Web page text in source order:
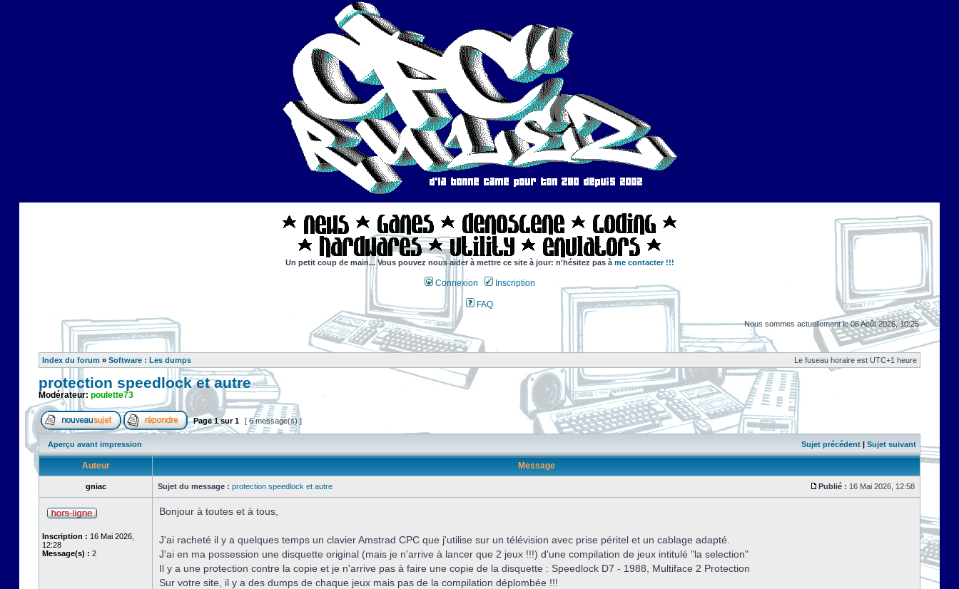
Un petit coup de main... Vous pouvez nous aider à mettre ce site à jour: n'hésitez pas à me contacter !!!
Connexion Inscription
FAQ
Nous sommes actuellement le 08 Août 2026, 10:25
Index du forum » Software : Les dumps Le fuseau horaire est UTC+1 heure
protection speedlock et autre
Modérateur: poulette73
Page1sur1 [ 6 message(s) ]
Aperçu avant impression Sujet précédent | Sujet suivant
Auteur Message
gniac Sujet du message : protection speedlock et autre Publié : 16 Mai 2026, 12:58
Inscription : 16 Mai 2026,
12:28
Message(s) : 2
Bonjour à toutes et à tous,
J'ai racheté il y a quelques temps un clavier Amstrad CPC que j'utilise sur un télévision avec prise péritel et un cablage adapté.
J'ai en ma possession une disquette original (mais je n'arrive à lancer que 2 jeux !!!) d'une compilation de jeux intitulé "la selection"
Il y a une protection contre la copie et je n'arrive pas à faire une copie de la disquette : Speedlock D7 - 1988, Multiface 2 Protection
Sur votre site, il y a des dumps de chaque jeux mais pas de la compilation déplombée !!!